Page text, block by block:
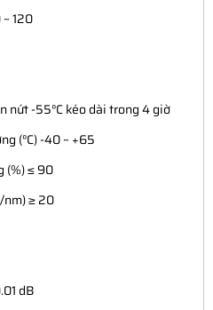
120
nứt -55°C kéo dài trong 4 giờ
(°C) -40 ~ +65
(%) ≤ 90
nm) ≥ 20
dB